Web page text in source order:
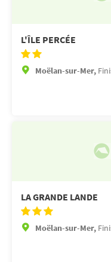
L'ÎLE PERCÉE
Moëlan-sur-Mer,
LA GRANDE LANDE
Moëlan-sur-Mer,